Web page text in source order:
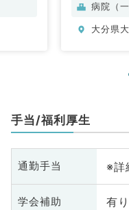
病院（一
大分県
手当/福利厚生
通勤手当 ※詳
学会補助 有り